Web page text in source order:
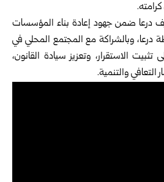
درعا ضمن جهود إعادة بناء المؤسسات
درعا، وبالشراكة مع المجتمع المحلي في
الاستقرار، وتعزيز سيادة القانون،
التعافي والتنمية.